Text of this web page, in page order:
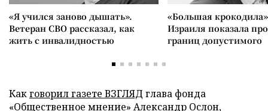
«Я учился заново дышать».
Ветеран СВО рассказал, как
жить с инвалидностью
«Большая
Израиля показала
границ допустимого
Какговорил газете ВЗГЛЯД глава фонда
«Общественное мнение» Александр Ослон,